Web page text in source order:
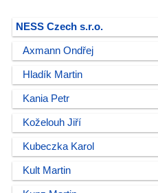
NESS Czech s.r.o.
Axmann Ondřej
Hladík Martin
Kania Petr
Koželouh Jiří
Kubeczka Karol
Kult Martin